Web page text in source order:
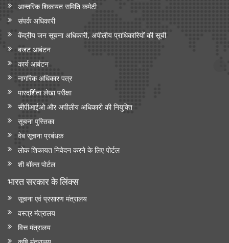
आन्‍तरिक शिकायत समिति कमेटी
संपर्क अधिकारी
केंद्रीय जन सूचना अधिकारी, अपीलीय प्राधिकारियों की सूची
बजट आबंटन
कार्य आबंटन
नागरिक अधिकार पत्र
पारदर्शिता लेखा परीक्षा
सीपीआईओ और अपी‍लीय अधिकारी की नियुक्ति
सूचना पुस्तिका
वेब सूचना प्रबंधक
लोक शिकायत निवेदन करने के लिए पोर्टल
शी बॉक्स पोर्टल
भारत सरकार के लिंक्‍स
सूचना एवं प्रसारण मंत्रालय
वस्त्र मंत्रालय
वित्त मंत्रालय